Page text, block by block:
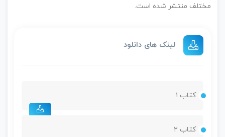
مختلف منتشر شده است.
لینک های دانلود
کتاب ۱
کتاب ۲